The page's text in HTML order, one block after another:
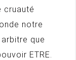
cruauté
notre
que
ETRE.